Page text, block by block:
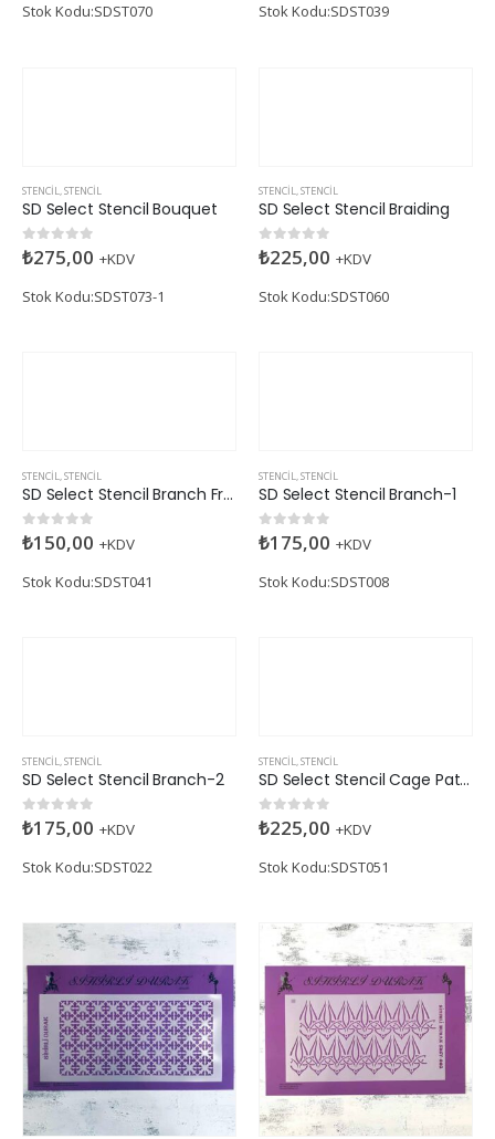
Stok Kodu:SDST070
Stok Kodu:SDST039
STENCIL,STENCIL
SD Select Stencil Bouquet
05 üzerinden
₺275,00 +KDV
Stok Kodu:SDST073-1
STENCIL,STENCIL
SD Select Stencil Braiding
05 üzerinden
₺225,00 +KDV
Stok Kodu:SDST060
STENCIL,STENCIL
SD Select Stencil Branch Frame
05 üzerinden
₺150,00 +KDV
Stok Kodu:SDST041
STENCIL,STENCIL
SD Select Stencil Branch-1
05 üzerinden
₺175,00 +KDV
Stok Kodu:SDST008
STENCIL,STENCIL
SD Select Stencil Branch-2
05 üzerinden
₺175,00 +KDV
Stok Kodu:SDST022
STENCIL,STENCIL
SD Select Stencil Cage Pattern
05 üzerinden
₺225,00 +KDV
Stok Kodu:SDST051